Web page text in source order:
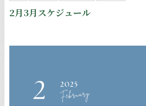
2月3月スケジュール